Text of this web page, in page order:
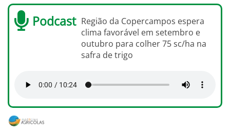
Podcast Região da Copercampos espera
clima favorável em setembro e
outubro para colher 75 sc/ha na
safra de trigo